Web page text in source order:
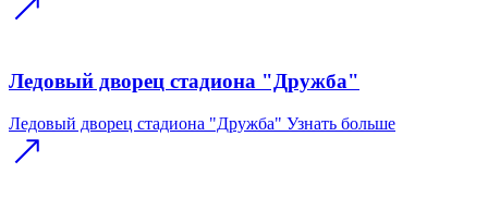
Ледовый дворец стадиона "Дружба"
Ледовый дворец стадиона "Дружба" Узнать больше